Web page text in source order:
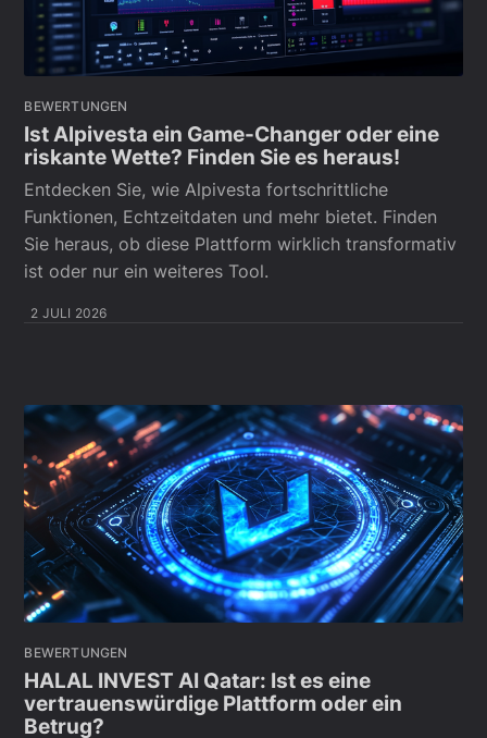
BEWERTUNGEN
Ist Alpivesta ein Game-Changer oder eine
riskante Wette? Finden Sie es heraus!
Entdecken Sie, wie Alpivesta fortschrittliche
Funktionen, Echtzeitdaten und mehr bietet. Finden
Sie heraus, ob diese Plattform wirklich transformativ
ist oder nur ein weiteres Tool.
2 JULI 2026
BEWERTUNGEN
HALAL INVEST AI Qatar: Ist es eine
vertrauenswürdige Plattform oder ein
Betrug?